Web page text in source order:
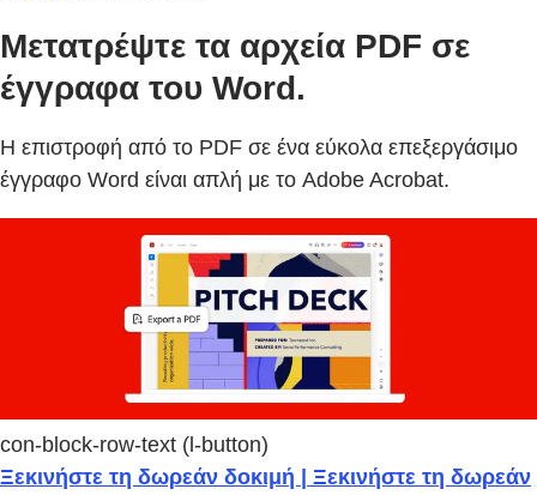
Μετατρέψτε τα αρχεία PDF σε
έγγραφα του Word.
Η επιστροφή από το PDF σε ένα εύκολα επεξεργάσιμο
έγγραφο Word είναι απλή με το Adobe Acrobat.
con-block-row-text (l-button)
Ξεκινήστε τη δωρεάν δοκιμή | Ξεκινήστε τη δωρεάν